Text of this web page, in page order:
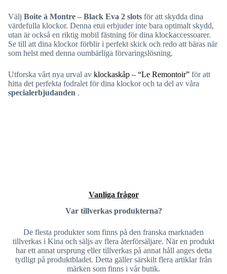
Välj Boite à Montre – Black Eva 2 slots för att skydda dina
värdefulla klockor. Denna etui erbjuder inte bara optimalt skydd,
utan är också en riktig mobil fästning för dina klockaccessoarer.
Se till att dina klockor förblir i perfekt skick och redo att bäras när
som helst med denna oumbärliga förvaringslösning.
Utforska vårt nya urval av klockaskåp – “Le Remontoir” för att
hitta det perfekta fodralet för dina klockor och ta del av våra
specialerbjudanden .
Vanliga frågor
Var tillverkas produkterna?
De flesta produkter som finns på den franska marknaden
tillverkas i Kina och säljs av flera återförsäljare. När en produkt
har ett annat ursprung eller tillverkas på annat håll anges detta
tydligt på produktbladet. Detta gäller särskilt flera artiklar från
märken som finns i vår butik.